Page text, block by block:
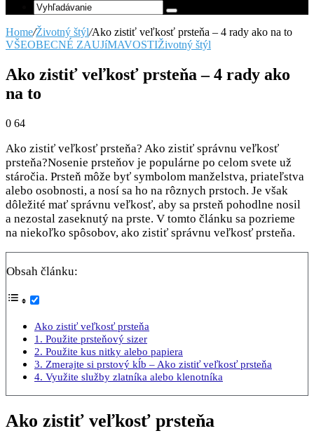
Article
Vyhľadávanie
Home/Životný štýl/Ako zistiť veľkosť prsteňa – 4 rady ako na to
VŠEOBECNÉ ZAUJíMAVOSTIŽivotný štýl
Ako zistiť veľkosť prsteňa – 4 rady ako
na to
0 64
Ako zistiť veľkosť prsteňa? Ako zistiť správnu veľkosť
prsteňa?Nosenie prsteňov je populárne po celom svete už
stáročia. Prsteň môže byť symbolom manželstva, priateľstva
alebo osobnosti, a nosí sa ho na rôznych prstoch. Je však
dôležité mať správnu veľkosť, aby sa prsteň pohodlne nosil
a nezostal zaseknutý na prste. V tomto článku sa pozrieme
na niekoľko spôsobov, ako zistiť správnu veľkosť prsteňa.
Obsah článku:
Ako zistiť veľkosť prsteňa
1. Použite prsteňový sizer
2. Použite kus nitky alebo papiera
3. Zmerajte si prstový kĺb – Ako zistiť veľkosť prsteňa
4. Využite služby zlatníka alebo klenotníka
Ako zistiť veľkosť prsteňa